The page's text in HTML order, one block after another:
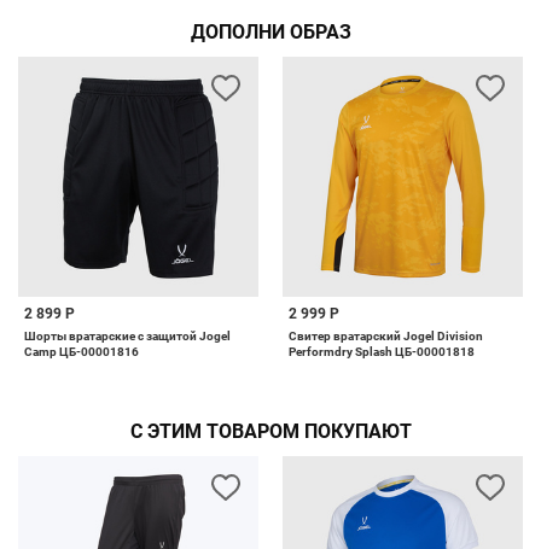
ДОПОЛНИ ОБРАЗ
2 899 Р
Шорты вратарские с защитой Jogel
Camp ЦБ-00001816
2 999 Р
Свитер вратарский Jogel Division
Performdry Splash ЦБ-00001818
С ЭТИМ ТОВАРОМ ПОКУПАЮТ